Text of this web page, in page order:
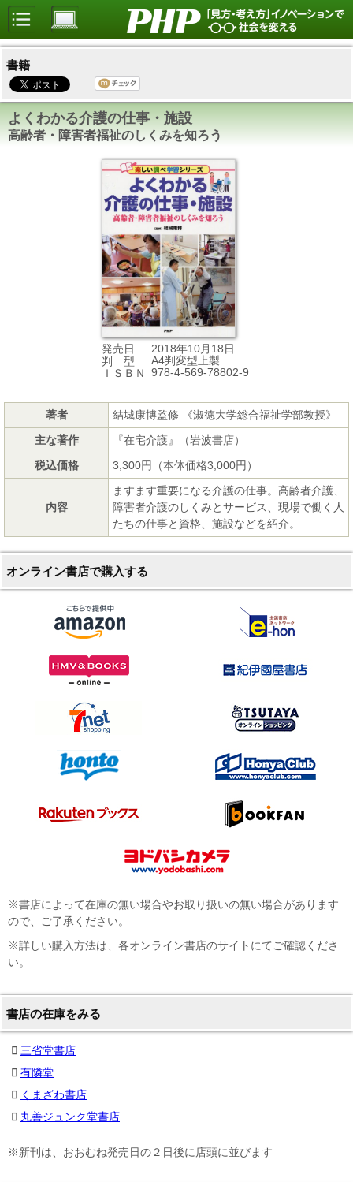
書籍
よくわかる介護の仕事・施設
高齢者・障害者福祉のしくみを知ろう
発売日
2018年10月18日
判 型
A4判変型上製
ＩＳＢＮ
978-4-569-78802-9
著者
結城康博監修 《淑徳大学総合福祉学部教授》
主な著作
『在宅介護』（岩波書店）
税込価格
3,300円（本体価格3,000円）
内容
ますます重要になる介護の仕事。高齢者介護、
障害者介護のしくみとサービス、現場で働く人
たちの仕事と資格、施設などを紹介。
オンライン書店で購入する
※書店によって在庫の無い場合やお取り扱いの無い場合があります
ので、ご了承ください。
※詳しい購入方法は、各オンライン書店のサイトにてご確認くださ
い。
書店の在庫をみる
三省堂書店
有隣堂
くまざわ書店
丸善ジュンク堂書店
※新刊は、おおむね発売日の２日後に店頭に並びます